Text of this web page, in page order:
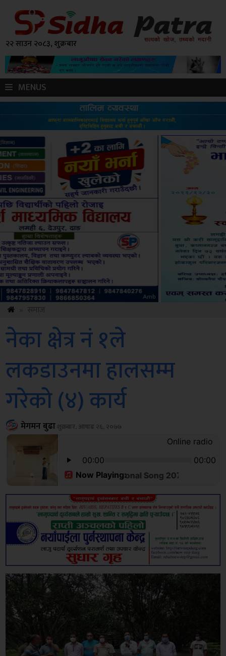
२२ साउन २०८३, शुक्रबार
MENUS
ksbus
नेका क्षेत्र नं १ले
लकडाउनमा हालसम्म
गरेको (४) कार्य
मेगमन बुढाशुक्रबार, आषाढ २६, २०७७